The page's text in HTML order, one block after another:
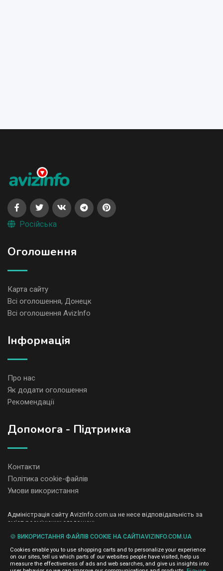
Російська
Оголошення
Карта сайту
Всі оголошення, Донецк
Всі оголошення AvizInfo
Iнформація
Про нас
Як додати оголошення
Рекомендації
Допомога - Підтримка
Контакти
Політика cookie-файлів
Умови використання
Адміністрація сайту AvizInfo.com.ua не несе відповідальність за
зміст розміщених оголошень.
і не продаємо особисту інформацію зареєстрованих користувачів
AvizInfo.com.ua третім особам. Ми не відповідаємо за правила
конфіденційності сайтів на які посилається AvizInfo.com.ua. На
деяких сторінках нашого сайту представлена реклама Google
🍪 ВИКОРИСТАННЯ ФАЙЛІВ COOKIE НА САЙТІAVIZINFO.COM.UA
Cookies enable you to use shopping carts and to personalize your experience
on our sites, tell us which parts of our websites people have visited, help us
measure the effectiveness of ads and web searches, and give us insights into